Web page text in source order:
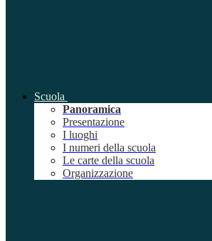
Scuola
Panoramica
Presentazione
I luoghi
I numeri della scuola
Le carte della scuola
Organizzazione